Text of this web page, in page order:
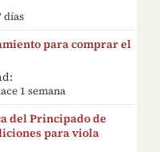
días
para comprar el
1 semana
del Principado de
para viola